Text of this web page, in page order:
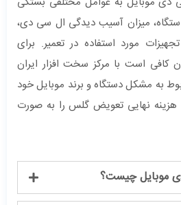
میزان آسیب دیدگی ال سی دی،
مورد استفاده در تعمیر. برای
کافی است با مرکز سخت ‌افزار ایران
به مشکل دستگاه و برند موبایل خود
هزینه نهایی تعویض گلس را به صورت
موبایل چیست؟